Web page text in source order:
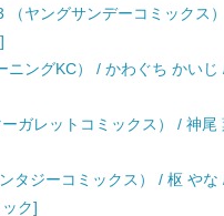
（ヤングサンデーコミックス
ニングKC） / かわぐち かいじ
ガレットコミックス） / 神尾
タジーコミックス） / 枢 やな
ク]